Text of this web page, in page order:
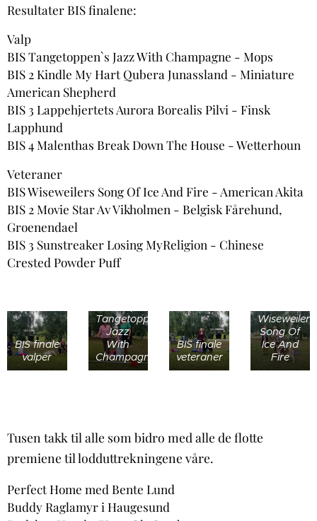
Resultater BIS finalene:
Valp
BIS Tangetoppen`s Jazz With Champagne - Mops
BIS 2 Kindle My Hart Qubera Junassland - Miniature
American Shepherd
BIS 3 Lappehjertets Aurora Borealis Pilvi - Finsk
Lapphund
BIS 4 Malenthas Break Down The House - Wetterhoun
Veteraner
BIS Wiseweilers Song Of Ice And Fire - American Akita
BIS 2 Movie Star Av Vikholmen - Belgisk Fårehund,
Groenendael
BIS 3 Sunstreaker Losing MyReligion - Chinese
Crested Powder Puff
BIS finale
valper
Tangetoppen`s
Jazz
With
Champagne
BIS finale
veteraner
Wiseweilers
Song Of
Ice And
Fire
Tusen takk til alle som bidro med alle de flotte
premiene til lodduttrekningene våre.
Perfect Home med Bente Lund
Buddy Raglamyr i Haugesund